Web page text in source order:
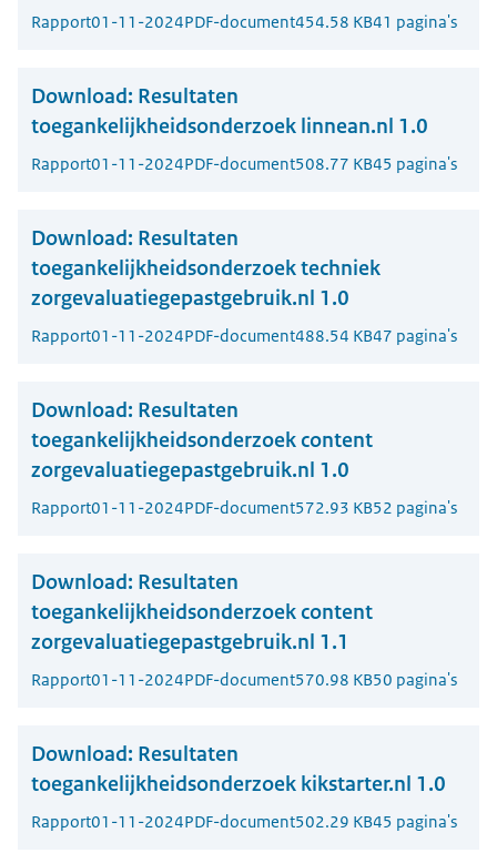
Rapport01-11-2024PDF-document454.58 KB41 pagina's
Download: Resultaten
toegankelijkheidsonderzoek linnean.nl 1.0
Rapport01-11-2024PDF-document508.77 KB45 pagina's
Download: Resultaten
toegankelijkheidsonderzoek techniek
zorgevaluatiegepastgebruik.nl 1.0
Rapport01-11-2024PDF-document488.54 KB47 pagina's
Download: Resultaten
toegankelijkheidsonderzoek content
zorgevaluatiegepastgebruik.nl 1.0
Rapport01-11-2024PDF-document572.93 KB52 pagina's
Download: Resultaten
toegankelijkheidsonderzoek content
zorgevaluatiegepastgebruik.nl 1.1
Rapport01-11-2024PDF-document570.98 KB50 pagina's
Download: Resultaten
toegankelijkheidsonderzoek kikstarter.nl 1.0
Rapport01-11-2024PDF-document502.29 KB45 pagina's